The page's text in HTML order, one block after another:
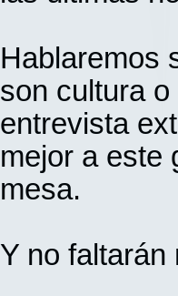
Hablaremos
son cultura
entrevista
mejor a este
mesa.
Y no